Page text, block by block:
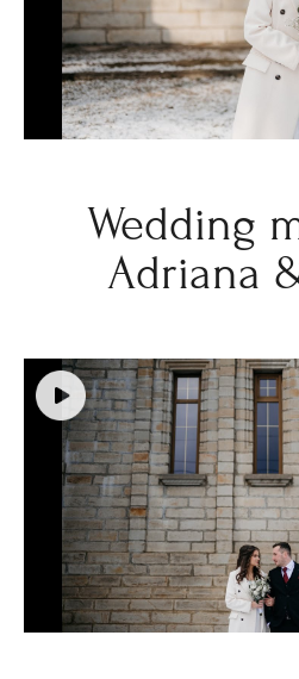
Wedding
Adriana